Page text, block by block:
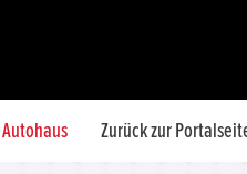
Zurück zur